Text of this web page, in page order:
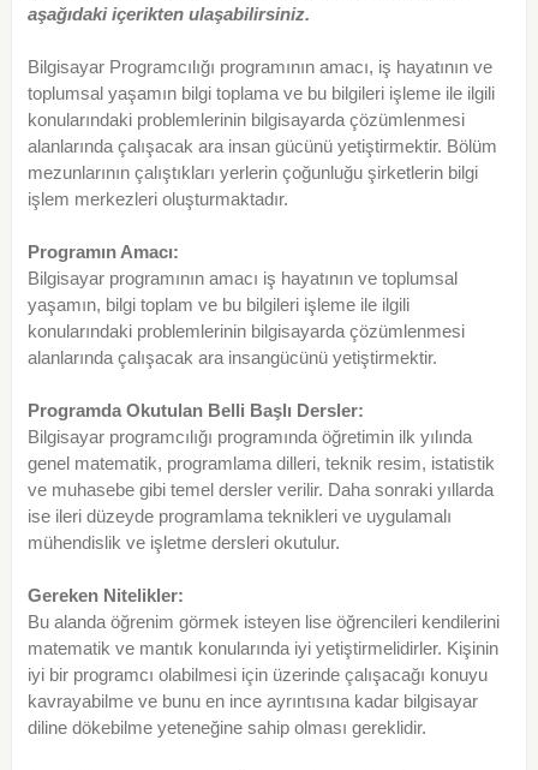
aşağıdaki içerikten ulaşabilirsiniz.
Bilgisayar Programcılığı programının amacı, iş hayatının ve
toplumsal yaşamın bilgi toplama ve bu bilgileri işleme ile ilgili
konularındaki problemlerinin bilgisayarda çözümlenmesi
alanlarında çalışacak ara insan gücünü yetiştirmektir. Bölüm
mezunlarının çalıştıkları yerlerin çoğunluğu şirketlerin bilgi
işlem merkezleri oluşturmaktadır.
Programın Amacı:
Bilgisayar programının amacı iş hayatının ve toplumsal
yaşamın, bilgi toplam ve bu bilgileri işleme ile ilgili
konularındaki problemlerinin bilgisayarda çözümlenmesi
alanlarında çalışacak ara insangücünü yetiştirmektir.
Programda Okutulan Belli Başlı Dersler:
Bilgisayar programcılığı programında öğretimin ilk yılında
genel matematik, programlama dilleri, teknik resim, istatistik
ve muhasebe gibi temel dersler verilir. Daha sonraki yıllarda
ise ileri düzeyde programlama teknikleri ve uygulamalı
mühendislik ve işletme dersleri okutulur.
Gereken Nitelikler:
Bu alanda öğrenim görmek isteyen lise öğrencileri kendilerini
matematik ve mantık konularında iyi yetiştirmelidirler. Kişinin
iyi bir programcı olabilmesi için üzerinde çalışacağı konuyu
kavrayabilme ve bunu en ince ayrıntısına kadar bilgisayar
diline dökebilme yeteneğine sahip olması gereklidir.